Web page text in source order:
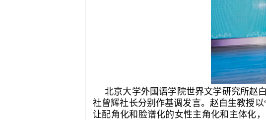
北京大学外国语学院世界文学研究所赵
社曾辉社长分别作基调发言。赵白生教授
让配角化和脸谱化的女性主角化和主体化